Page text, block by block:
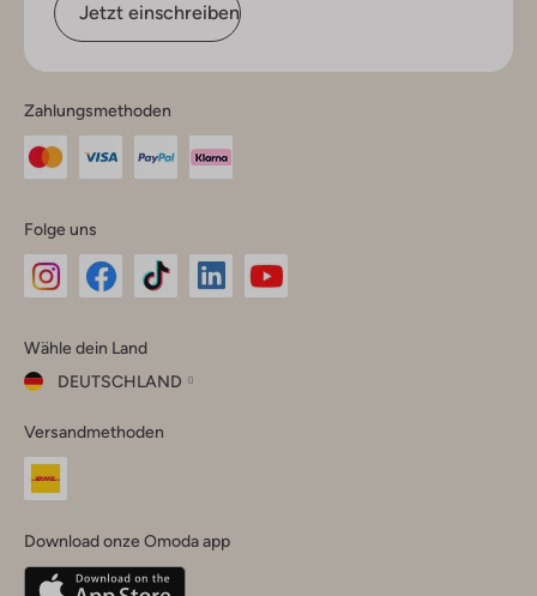
Jetzt einschreiben
Zahlungsmethoden
Folge uns
Instagram
Facebook
TikTok
Wähle dein Land
DEUTSCHLAND
dein
Land
Belgique(Français)
Versandmethoden
Download onze Omoda app